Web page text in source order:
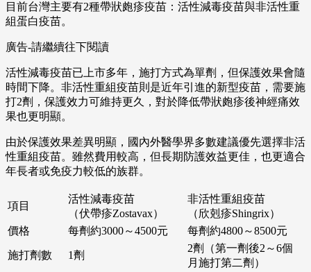
目前台灣主要有2種帶狀皰疹疫苗：活性減毒疫苗與非活性重
組蛋白疫苗。
廣告-請繼續往下閱讀
活性減毒疫苗已上市多年，施打方式為單劑，但保護效果會隨
時間下降。非活性重組疫苗則是近年引進的新型疫苗，需要施
打2劑，保護效力可維持更久，對於降低帶狀皰疹後神經痛效
果也更明顯。
由於保護效果差異明顯，國內外醫學界多數建議優先選擇非活
性重組疫苗。雖然費用較高，但長期防護效益更佳，也更適合
年長者或免疫力較低的族群。
項目
活性減毒疫苗
（伏帶疹Zostavax）
非活性重組疫苗
（欣剋疹Shingrix）
價格
每劑約3000～4500元 每劑約4800～8500元
施打劑數 1劑
2劑（第一劑後2～6個
月施打第二劑）